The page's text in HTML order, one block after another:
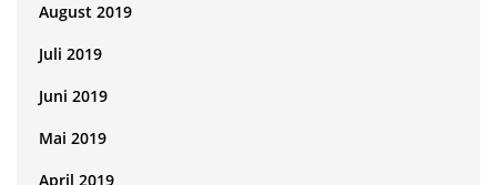
August 2019
Juli 2019
Juni 2019
Mai 2019
April 2019